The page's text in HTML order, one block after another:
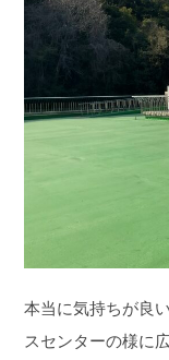
本当に気持ちが良
スセンターの様に